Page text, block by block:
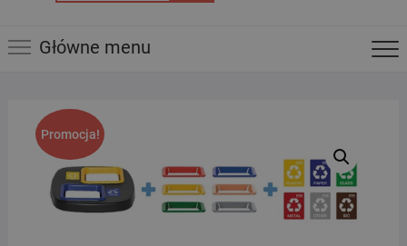
Główne menu
Promocja!